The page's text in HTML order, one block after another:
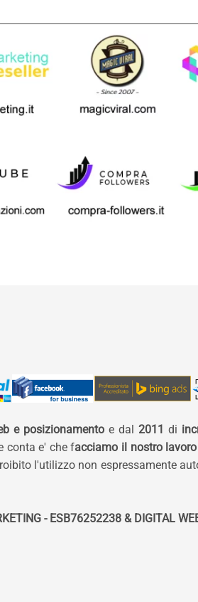
e posizionamentoe dal 2011 di
conta e' che facciamo il nostro
l'utilizzo non espressamente
- ESB76252238 & DIGITAL